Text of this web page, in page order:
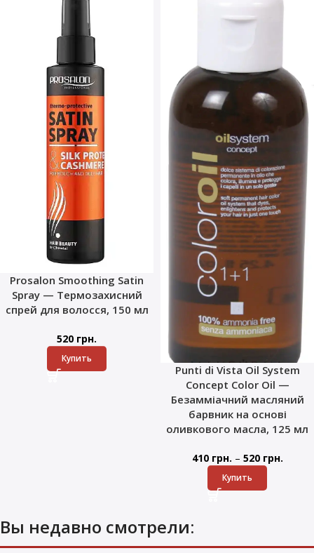
Prosalon Smoothing Satin
Spray — Термозахисний
спрей для волосся, 150 мл
520 грн.
Купить
Punti di Vista Oil System
Concept Color Oil —
Безамміачний масляний
барвник на основі
оливкового масла, 125 мл
410 грн. – 520 грн.
Купить
Вы недавно смотрели: